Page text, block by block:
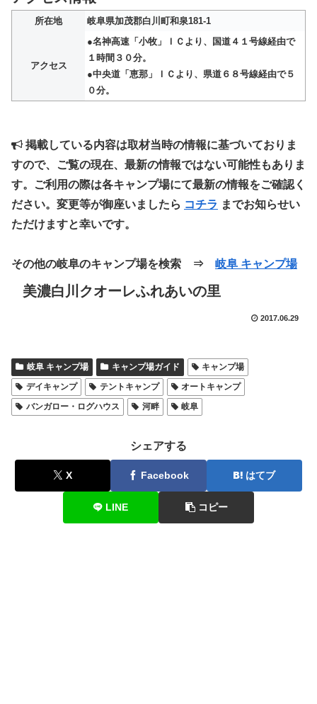
所在地 岐阜県加茂郡白川町和泉181-1
アクセス
●名神高速「小牧」ＩＣより、国道４１号線経由で
１時間３０分。
●中央道「恵那」ＩＣより、県道６８号線経由で５
０分。
掲載している内容は取材当時の情報に基づいておりま
すので、ご覧の現在、最新の情報ではない可能性もありま
す。ご利用の際は各キャンプ場にて最新の情報をご確認く
ださい。変更等が御座いましたら コチラ までお知らせい
ただけますと幸いです。
その他の岐阜のキャンプ場を検索 ⇒ 岐阜 キャンプ場
美濃白川クオーレふれあいの里
2017.06.29
岐阜 キャンプ場 キャンプ場ガイド
キャンプ場
デイキャンプ
テントキャンプ
オートキャンプ
バンガロー・ログハウス
河畔 岐阜
シェアする
X Facebook はてブ
LINE コピー